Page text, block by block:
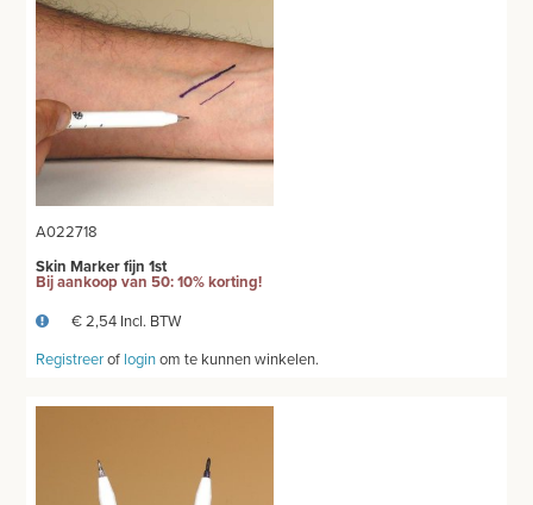
PIPETTEN
CRYO APPARATUUR
UROLOGIE - SONDE - AFZUIGING
PEDICURE - MANICURE
BATTERIJEN - LAMPEN
BENODIGDHEDEN ECHOGRAFIE
A022718
Skin Marker fijn 1st
Bij aankoop van 50: 10% korting!
€ 2,54 Incl. BTW
Registreerof loginom te kunnen winkelen.